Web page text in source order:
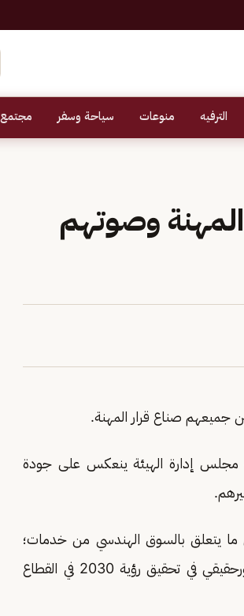
الترفيه منوعات سياحة وسفر مجتمع
وصوتهم
جميعهم صناع قرار المهنة.
مجلس إدارة الهيئة ينعكس على جودة
يتعلق بالسوق الهندسي من خدمات؛
لذلك فالمشاركة بشكل مباشر استثمار في قوة ومستقبل المهنة، ودورحقيقي في تحقيق رؤية 2030 في القطاع